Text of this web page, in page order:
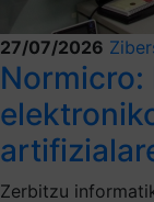
27/07/2026
Normicro:
Zerbitzu